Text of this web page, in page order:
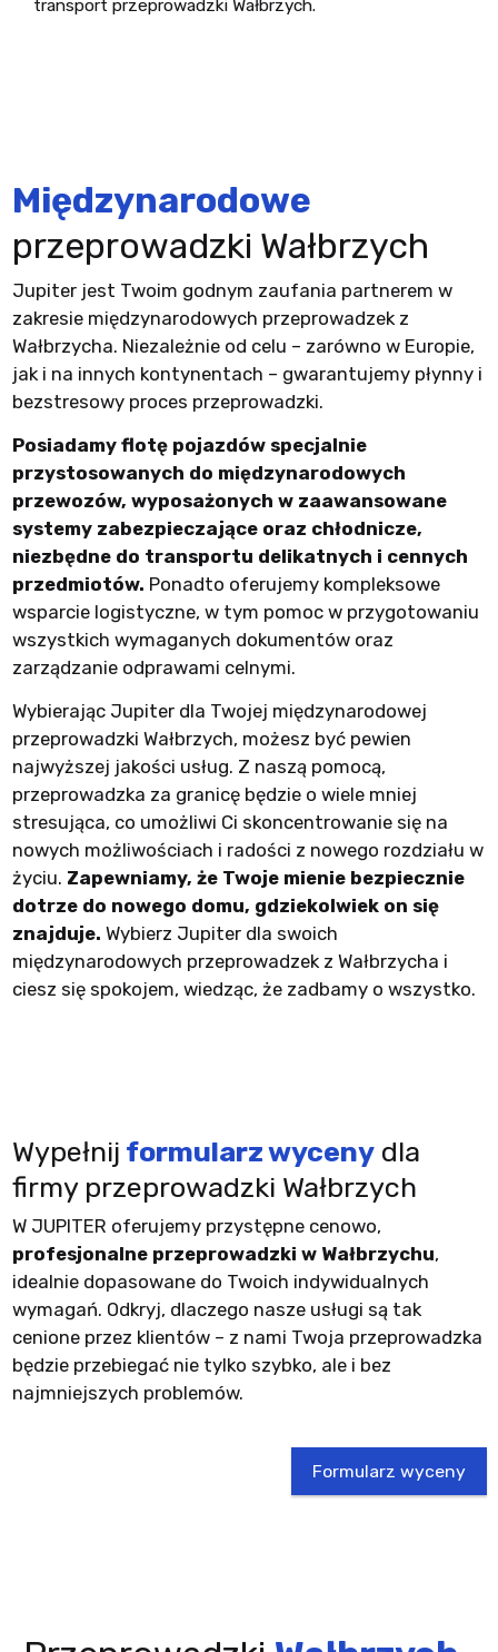
transport przeprowadzki Wałbrzych.
Międzynarodowe
przeprowadzki Wałbrzych
Jupiter jest Twoim godnym zaufania partnerem w
zakresie międzynarodowych przeprowadzek z
Wałbrzycha. Niezależnie od celu – zarówno w Europie,
jak i na innych kontynentach – gwarantujemy płynny i
bezstresowy proces przeprowadzki.
Posiadamy flotę pojazdów specjalnie
przystosowanych do międzynarodowych
przewozów, wyposażonych w zaawansowane
systemy zabezpieczające oraz chłodnicze,
niezbędne do transportu delikatnych i cennych
przedmiotów. Ponadto oferujemy kompleksowe
wsparcie logistyczne, w tym pomoc w przygotowaniu
wszystkich wymaganych dokumentów oraz
zarządzanie odprawami celnymi.
Wybierając Jupiter dla Twojej międzynarodowej
przeprowadzki Wałbrzych, możesz być pewien
najwyższej jakości usług. Z naszą pomocą,
przeprowadzka za granicę będzie o wiele mniej
stresująca, co umożliwi Ci skoncentrowanie się na
nowych możliwościach i radości z nowego rozdziału w
życiu. Zapewniamy, że Twoje mienie bezpiecznie
dotrze do nowego domu, gdziekolwiek on się
znajduje. Wybierz Jupiter dla swoich
międzynarodowych przeprowadzek z Wałbrzycha i
ciesz się spokojem, wiedząc, że zadbamy o wszystko.
Wypełnij formularz wycenydla
firmy przeprowadzki Wałbrzych
W JUPITER oferujemy przystępne cenowo,
profesjonalne przeprowadzki w Wałbrzychu,
idealnie dopasowane do Twoich indywidualnych
wymagań. Odkryj, dlaczego nasze usługi są tak
cenione przez klientów – z nami Twoja przeprowadzka
będzie przebiegać nie tylko szybko, ale i bez
najmniejszych problemów.
Formularz wyceny